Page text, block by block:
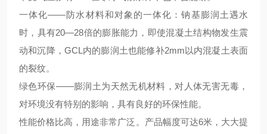
一体化——防水材料和对象的一体化：钠基膨润土遇水
时，具有20—28倍的膨胀能力，即使混凝土结构物发生震
动和沉降，GCL内的膨润土也能修补2mm以内混凝土表面
的裂纹。
绿色环保——膨润土为天然无机材料，对人体无害无毒，
对环境没有特别的影响，具有良好的环保性能。
性能价格比高，用途非常广泛。产品幅度可达6米，大大提